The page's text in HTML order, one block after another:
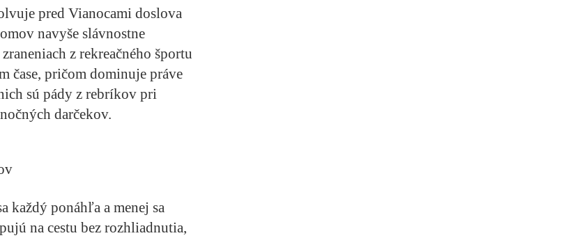
pred Vianocami doslova
navyše slávnostne
z rekreačného športu
čase, pričom dominuje práve
sú pády z rebríkov pri
darčekov.
každý ponáhľa a menej sa
na cestu bez rozhliadnutia,